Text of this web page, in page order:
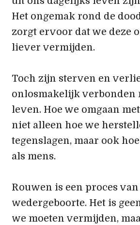
Het ongemak rond de
zorgt ervoor dat we deze
liever vermijden.
Toch zijn sterven en
onlosmakelijk verbonden
leven. Hoe we omgaan
niet alleen hoe we
tegenslagen, maar ook
als mens.
Rouwen is een proces
wedergeboorte. Het is
we moeten vermijden,